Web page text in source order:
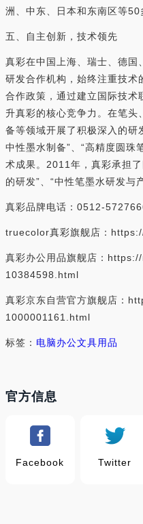
洲、中东、日本和东南区等50
五、自主创新，技术领先
真彩在中国上海、瑞士、德国
研发合作机构，始终注重技术
合作政策，通过建立国际技术
升真彩的核心竞争力。在笔头
备等领域开展了积极深入的研
中性墨水制备”、“高精度圆珠
术成果。2011年，真彩承担
的研发”、“中性笔墨水研发与
真彩品牌电话：0512-
truecolor真彩旗舰店：
真彩办公用品旗舰店：
10384598.html
真彩京东自营官方旗舰店：
1000001161.html
标签： 电脑办公文具用品
官方信息
Facebook Twitter